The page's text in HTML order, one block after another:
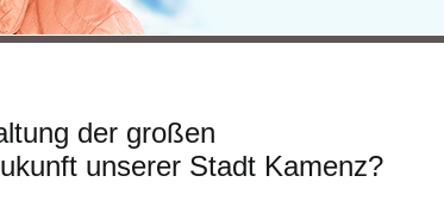
der großen
unserer Stadt Kamenz?